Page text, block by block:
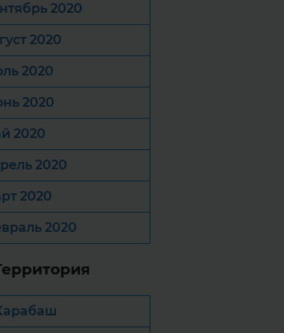
2020
2020
2020
2020
2020
2020
2020
2020